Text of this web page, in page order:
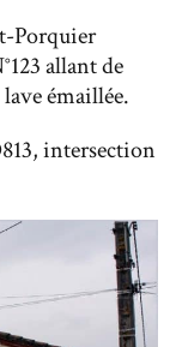
Porquier
allant de
émaillée.
intersection